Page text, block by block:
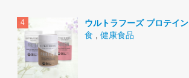
ウルトラフーズ プロテイン
食
健康食品